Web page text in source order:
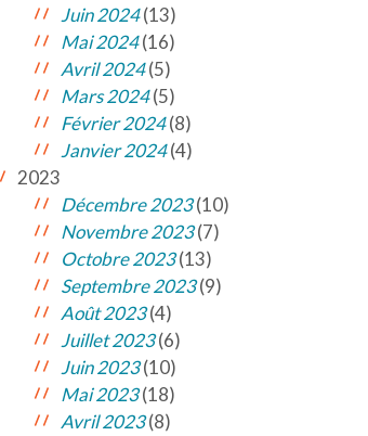
Juin 2024(13)
Mai 2024(16)
Avril 2024(5)
Mars 2024(5)
Février 2024(8)
Janvier 2024(4)
2023
Décembre 2023(10)
Novembre 2023(7)
Octobre 2023(13)
Septembre 2023(9)
Août 2023(4)
Juillet 2023(6)
Juin 2023(10)
Mai 2023(18)
Avril 2023(8)